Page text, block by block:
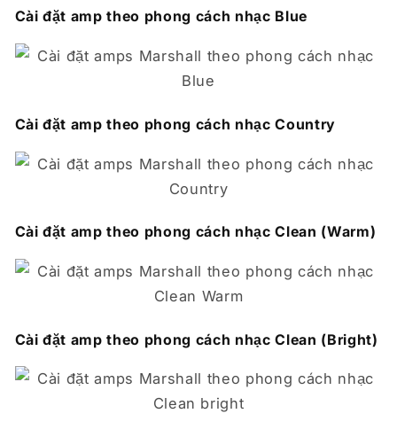
Cài đặt amp theo phong cách nhạc Blue
Cài đặt amp theo phong cách nhạc Country
Cài đặt amp theo phong cách nhạc Clean (Warm)
Cài đặt amp theo phong cách nhạc Clean (Bright)